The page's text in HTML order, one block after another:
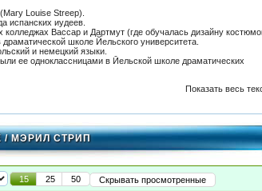
Louise Streep).
испанских иудеев.
Вассар и Дартмут (где обучалась дизайну
школе Йельского университета.
и немецкий языки.
ее одноклассницами в Йельской школе драматических
Показать весь
/ МЭРИЛ СТРИП
15 25 50 Скрывать просмотренные